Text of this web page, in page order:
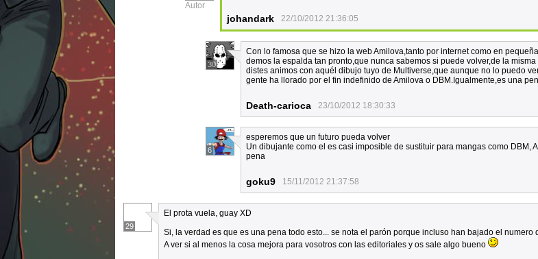
Autor
johandark 22/10/2012 21:36:05
30
Con lo famosa que se hizo la web Amilova,tanto por internet como en
demos la espalda tan pronto,que nunca sabemos si puede volver,de la
distes animos con aquél dibujo tuyo de Multiverse,que aunque no lo puedo
gente ha llorado por el fin indefinido de Amilova o DBM.Igualmente,es una
Death-carioca 23/10/2012 18:30:33
6
esperemos que un futuro pueda volver
Un dibujante como el es casi imposible de sustituir para mangas como DBM,
pena
goku9 15/11/2012 21:37:58
29
El prota vuela, guay XD
Si, la verdad es que es una pena todo esto... se nota el parón porque incluso han bajado el numero
A ver si al menos la cosa mejora para vosotros con las editoriales y os sale algo bueno